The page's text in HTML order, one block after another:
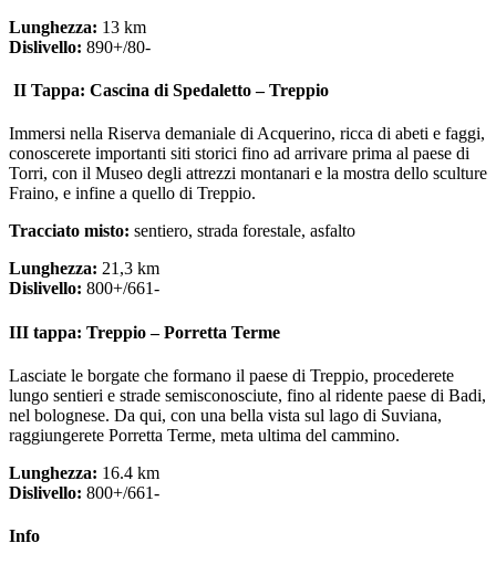
Lunghezza: 13 km
Dislivello: 890+/80-
II Tappa: Cascina di Spedaletto – Treppio
Immersi nella Riserva demaniale di Acquerino, ricca di abeti e faggi,
conoscerete importanti siti storici fino ad arrivare prima al paese di
Torri, con il Museo degli attrezzi montanari e la mostra dello sculture
Fraino, e infine a quello di Treppio.
Tracciato misto: sentiero, strada forestale, asfalto
Lunghezza: 21,3 km
Dislivello: 800+/661-
III tappa: Treppio – Porretta Terme
Lasciate le borgate che formano il paese di Treppio, procederete
lungo sentieri e strade semisconosciute, fino al ridente paese di Badi,
nel bolognese. Da qui, con una bella vista sul lago di Suviana,
raggiungerete Porretta Terme, meta ultima del cammino.
Lunghezza: 16.4 km
Dislivello: 800+/661-
Info